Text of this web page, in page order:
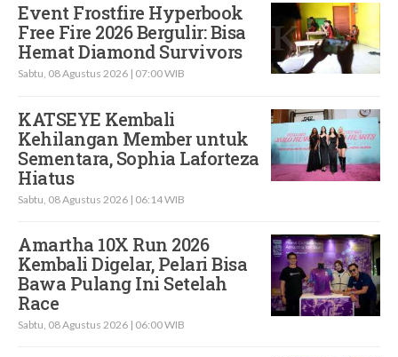
Event Frostfire Hyperbook
Free Fire 2026 Bergulir: Bisa
Hemat Diamond Survivors
Sabtu, 08 Agustus 2026 | 07:00 WIB
KATSEYE Kembali
Kehilangan Member untuk
Sementara, Sophia Laforteza
Hiatus
Sabtu, 08 Agustus 2026 | 06:14 WIB
Amartha 10X Run 2026
Kembali Digelar, Pelari Bisa
Bawa Pulang Ini Setelah
Race
Sabtu, 08 Agustus 2026 | 06:00 WIB